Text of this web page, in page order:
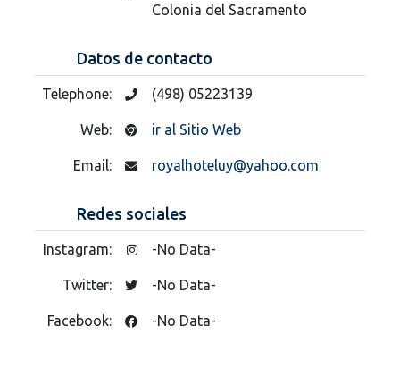
Colonia del Sacramento
Datos de contacto
Telephone: (498) 05223139
Web: ir al Sitio Web
Email: royalhoteluy@yahoo.com
Redes sociales
Instagram: -No Data-
Twitter: -No Data-
Facebook: -No Data-